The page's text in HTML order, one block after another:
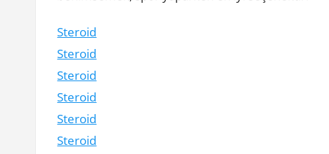
Steroid
Steroid
Steroid
Steroid
Steroid
Steroid